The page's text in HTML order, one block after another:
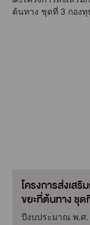
โครงการส่งเส
ขยะที่ต้นทาง ชุ
ปีงบประมาณ พ.ศ.